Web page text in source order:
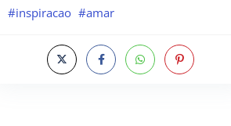
#inspiracao #amar